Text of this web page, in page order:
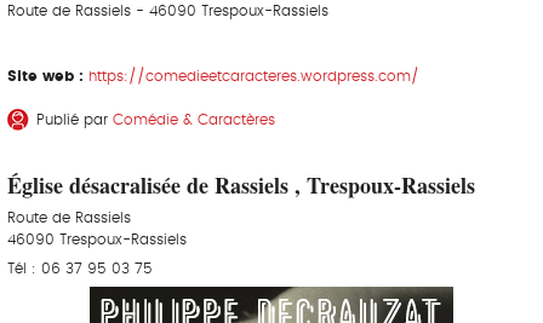
Route de Rassiels - 46090 Trespoux-Rassiels
Site web : https://comedieetcaracteres.wordpress.com/
Publié par Comédie & Caractères
Église désacralisée de Rassiels , Trespoux-Rassiels
Route de Rassiels
46090 Trespoux-Rassiels
Tél : 06 37 95 03 75